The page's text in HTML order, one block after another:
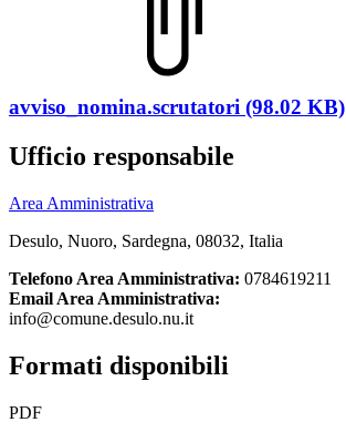
avviso_nomina.scrutatori (98.02 KB)
Ufficio responsabile
Area Amministrativa
Desulo, Nuoro, Sardegna, 08032, Italia
Telefono Area Amministrativa: 0784619211
Email Area Amministrativa:
info@comune.desulo.nu.it
Formati disponibili
PDF